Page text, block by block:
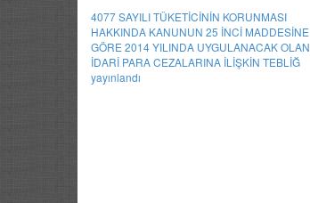
4077 SAYILI TÜKETİCİNİN KORUNMASI
HAKKINDA KANUNUN 25 İNCİ MADDESİNE
GÖRE 2014 YILINDA UYGULANACAK OLAN
İDARİ PARA CEZALARINA İLİŞKİN TEBLİĞ
yayınlandı